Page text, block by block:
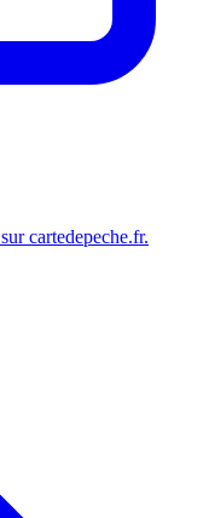
cartedepeche.fr.